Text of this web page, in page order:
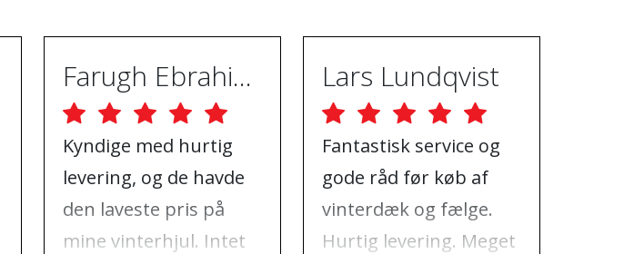
Farugh Ebrahimpur
Kyndige med hurtig
levering, og de havde
den laveste pris på
mine vinterhjul. Intet
Lars Lundqvist
Fantastisk service og
gode råd før køb af
vinterdæk og fælge.
Hurtig levering. Meget